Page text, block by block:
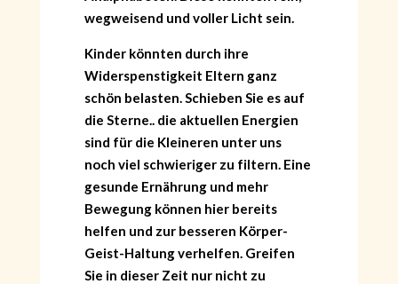
wegweisend und voller Licht sein.
Kinder könnten durch ihre
Widerspenstigkeit Eltern ganz
schön belasten. Schieben Sie es auf
die Sterne.. die aktuellen Energien
sind für die Kleineren unter uns
noch viel schwieriger zu filtern. Eine
gesunde Ernährung und mehr
Bewegung können hier bereits
helfen und zur besseren Körper-
Geist-Haltung verhelfen. Greifen
Sie in dieser Zeit nur nicht zu